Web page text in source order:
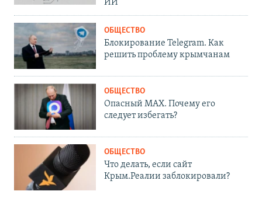
ИИ
ОБЩЕСТВО
Блокирование Telegram. Как
решить проблему крымчанам
ОБЩЕСТВО
Опасный MAX. Почему его
следует избегать?
ОБЩЕСТВО
Что делать, если сайт
Крым.Реалии заблокировали?